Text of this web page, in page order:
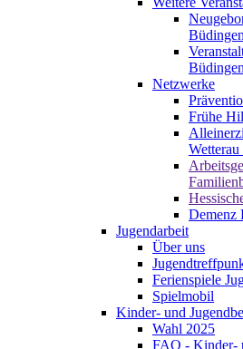
Büdingen
Büdingen
Netzwerke
Frühe
Demenz
Jugendarbeit
Über uns
Ferienspiele
Spielmobil
Kinder- und
Wahl 2025
FAQ - Kinder-